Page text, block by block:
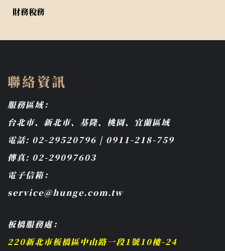
財務稅務
聯絡資訊
服務區域：
台北市、新北市、基隆、桃園、宜蘭區域
電話: 02-29520796 | 0911-218-759
傳真: 02-29097603
電子信箱：
service@hunge.com.tw
板橋服務處：
220新北市板橋區中山路一段1號10樓-24